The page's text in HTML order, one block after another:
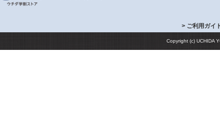
> ご利用ガイ
Copyright (c) UCHIDA